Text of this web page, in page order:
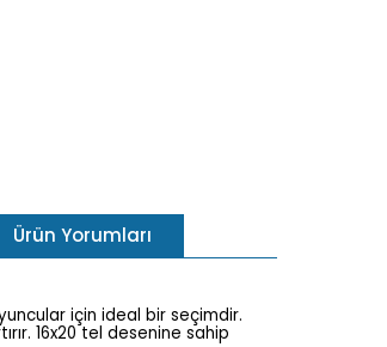
Ürün Yorumları
için ideal bir seçimdir.
16x20 tel desenine sahip